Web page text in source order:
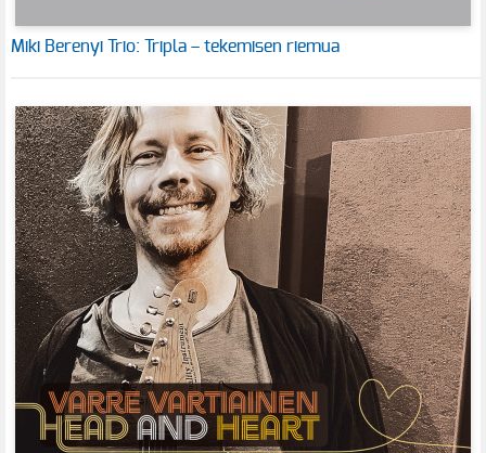
Miki Berenyi Trio: Tripla – tekemisen riemua